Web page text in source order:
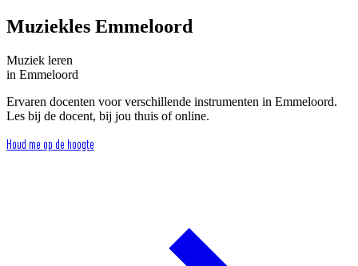
Muziekles Emmeloord
Muziek leren
in Emmeloord
Ervaren docenten voor verschillende instrumenten in Emmeloord.
Les bij de docent, bij jou thuis of online.
Houd me op de hoogte